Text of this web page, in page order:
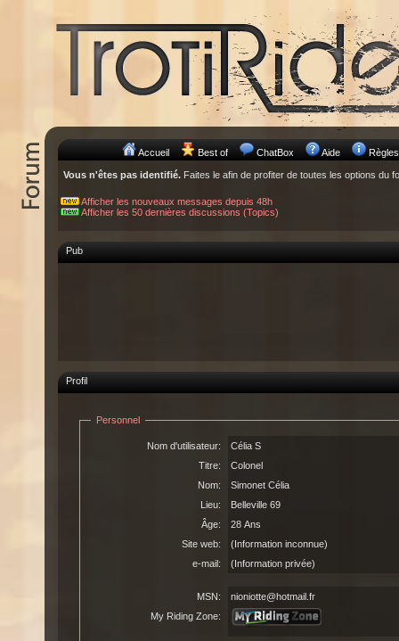
Accueil Best of ChatBox Aide Règles
Vous n'êtes pas identifié. Faites le afin de profiter de toutes les options du
Afficher les nouveaux messages depuis 48h
Afficher les 50 dernières discussions (Topics)
Pub
Profil
Personnel
Nom d'utilisateur:
Célia S
Titre:
Colonel
Nom:
Simonet Célia
Lieu:
Belleville 69
Âge:
28 Ans
Site web:
(Information inconnue)
e-mail:
(Information privée)
MSN:
nioniotte@hotmail.fr
My Riding Zone: